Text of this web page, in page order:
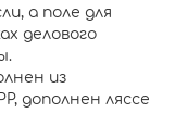
а поле для
делового
из
дополнен ляссе